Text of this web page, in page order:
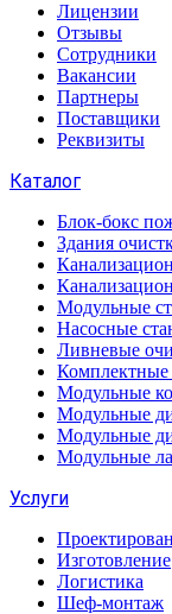
Лицензии
Отзывы
Сотрудники
Вакансии
Партнеры
Поставщики
Реквизиты
Каталог
Блок-бокс
Здания
Модульные
Насосные
Ливневые
Модульные
Модульные
Модульные
Модульные
Услуги
Изготовление
Логистика
Шеф-монтаж